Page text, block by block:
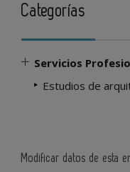
Categorías
Servicios
Estudios de
Modificar datos de esta